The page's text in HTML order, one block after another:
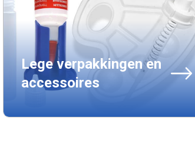
Lege verpakkingen en
accessoires